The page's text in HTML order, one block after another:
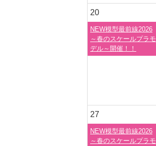
20
NEW模型最前線2026
～春のスケールプラモ
デル～開催！！
27
NEW模型最前線2026
～春のスケールプラモ